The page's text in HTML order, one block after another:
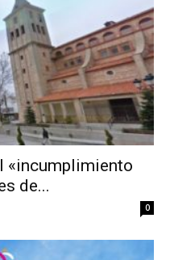
«incumplimiento
de...
0